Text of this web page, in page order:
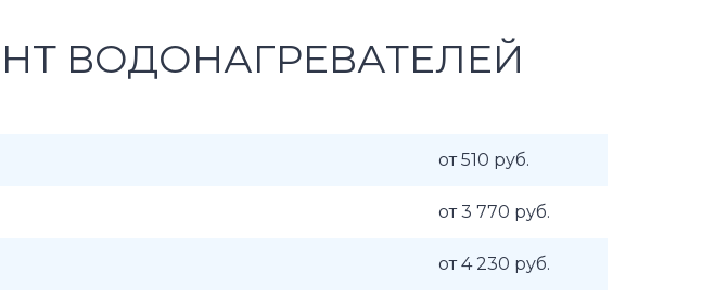
ВОДОНАГРЕВАТЕЛЕЙ
от 510 руб.
от 3 770 руб.
от 4 230 руб.